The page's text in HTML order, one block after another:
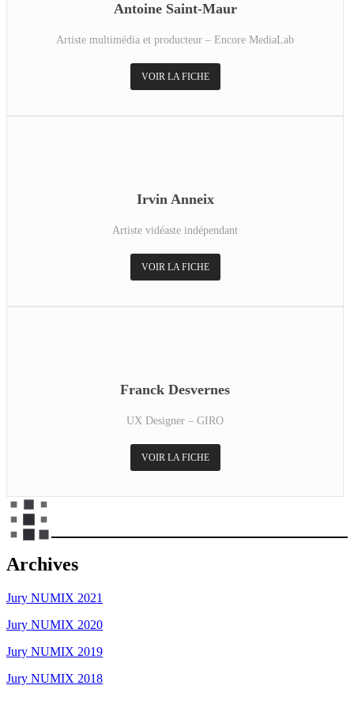
Antoine Saint-Maur
Artiste multimédia et producteur – Encore MediaLab
VOIR LA FICHE
Irvin Anneix
Artiste vidéaste indépendant
VOIR LA FICHE
Franck Desvernes
UX Designer – GIRO
VOIR LA FICHE
Archives
Jury NUMIX 2021
Jury NUMIX 2020
Jury NUMIX 2019
Jury NUMIX 2018